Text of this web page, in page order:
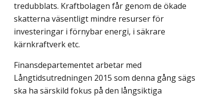
tredubblats. Kraftbolagen får genom de ökade
skatterna väsentligt mindre resurser för
investeringar i förnybar energi, i säkrare
kärnkraftverk etc.
Finansdepartementet arbetar med
Långtidsutredningen 2015 som denna gång sägs
ska ha särskild fokus på den långsiktiga